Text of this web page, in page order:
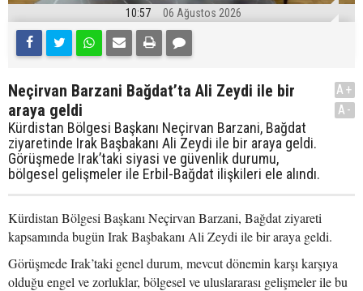
10:57 06 Ağustos 2026
Neçirvan Barzani Bağdat’ta Ali Zeydi ile bir
araya geldi
Kürdistan Bölgesi Başkanı Neçirvan Barzani, Bağdat
ziyaretinde Irak Başbakanı Ali Zeydi ile bir araya geldi.
Görüşmede Irak’taki siyasi ve güvenlik durumu,
bölgesel gelişmeler ile Erbil-Bağdat ilişkileri ele alındı.
A+
A-
Kürdistan Bölgesi Başkanı Neçirvan Barzani, Bağdat ziyareti
kapsamında bugün Irak Başbakanı Ali Zeydi ile bir araya geldi.
Görüşmede Irak’taki genel durum, mevcut dönemin karşı karşıya
olduğu engel ve zorluklar, bölgesel ve uluslararası gelişmeler ile bu